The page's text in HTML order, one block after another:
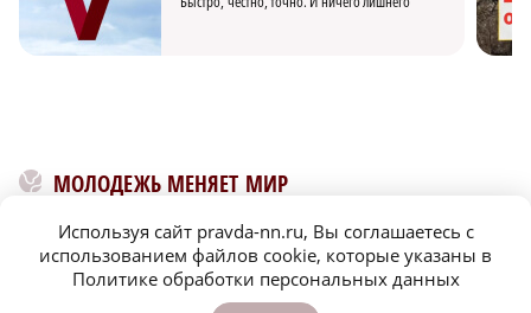
МОЛОДЕЖЬ МЕНЯЕТ МИР
Используя сайт pravda-nn.ru, Вы соглашаетесь с
использованием файлов cookie, которые указаны в
Политике обработки персональных данных